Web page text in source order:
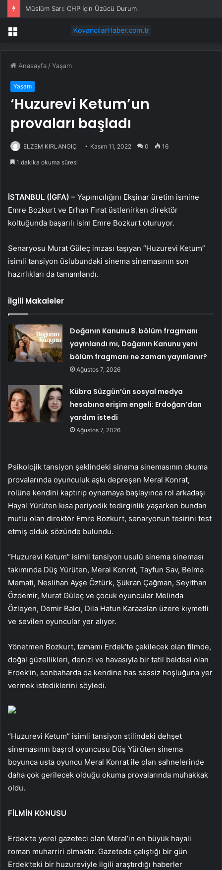
Erdoğan Cidde’de: Ortak savunma anlaşması imzalanacak
Menü
Anasayfa /Yaşam
Yaşam
‘Huzurevi Ketum’un
provaları başladı
ELZEM KIRLANGIÇ Kasım 11, 2022 0 16
1 dakika okuma süresi
İSTANBUL (İGFA) – Yapımcılığını Ekşinar üretim ismine
Emre Bozkurt ve Erhan Fırat üstlenirken direktör
koltuğunda başarılı isim Emre Bozkurt oturuyor.
Senaryosu Murat Güleç imzası taşıyan “Huzurevi Ketum”
isimli tansiyon üslubundaki sinema sinemasının son
hazırlıkları da tamamlandı.
İlgili Makaleler
Doğanın Kanunu 8. bölüm fragmanı
yayınlandı mı, Doğanın Kanunu yeni
bölüm fragmanı ne zaman yayınlanır?
Ağustos 7, 2026
Kübra Süzgün’ün sosyal medya
hesabına erişim engeli: Erdoğan’dan
yardım istedi
Ağustos 7, 2026
Psikolojik tansiyon şeklindeki sinema sinemasının okuma
provalarında oyunculuk aşkı depreşen Meral Konrat,
rolüne kendini kaptırıp oynamaya başlayınca rol arkadaşı
Hayal Yürüten kısa periyodik tedirginlik yaşarken bundan
mutlu olan direktör Emre Bozkurt, senaryonun tesirini test
etmiş olduk sözünde bulundu.
“Huzurevi Ketum” isimli tansiyon usulü sinema sineması
takımında Düş Yürüten, Meral Konrat, Tayfun Sav, Belma
Memati, Neslihan Ayşe Öztürk, Şükran Çağman, Seyithan
Özdemir, Murat Güleç ve çocuk oyuncular Melinda
Özleyen, Demir Balcı, Dila Hatun Karaaslan üzere kıymetli
ve sevilen oyuncular yer alıyor.
Yönetmen Bozkurt, tamamı Erdek’te çekilecek olan filmde,
doğal güzellikleri, denizi ve havasıyla bir tatil beldesi olan
Erdek’in, sonbaharda da kendine has sessiz hoşluğuna yer
vermek istediklerini söyledi.
“Huzurevi Ketum” isimli tansiyon stilindeki dehşet
sinemasının başrol oyuncusu Düş Yürüten sinema
boyunca usta oyuncu Meral Konrat ile olan sahnelerinde
daha çok gerilecek olduğu okuma provalarında muhakkak
oldu.
FİLMİN KONUSU
Erdek’te yerel gazeteci olan Meral’in en büyük hayali
roman muharriri olmaktır. Gazetede çalıştığı bir gün
Erdek’teki bir huzureviyle ilgili araştırdığı haberler